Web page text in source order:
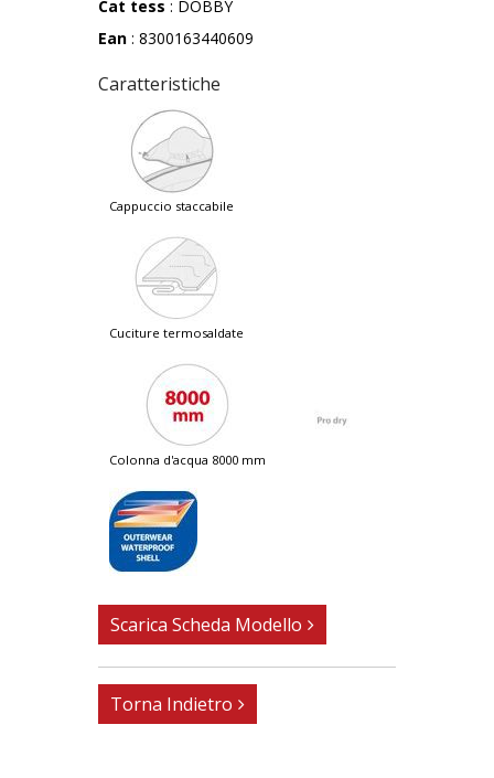
Cat tess : DOBBY
Ean : 8300163440609
Caratteristiche
cappuccio staccabile
cuciture termosaldate
colonna d'acqua 8000 mm
Scarica Scheda Modello
Torna Indietro